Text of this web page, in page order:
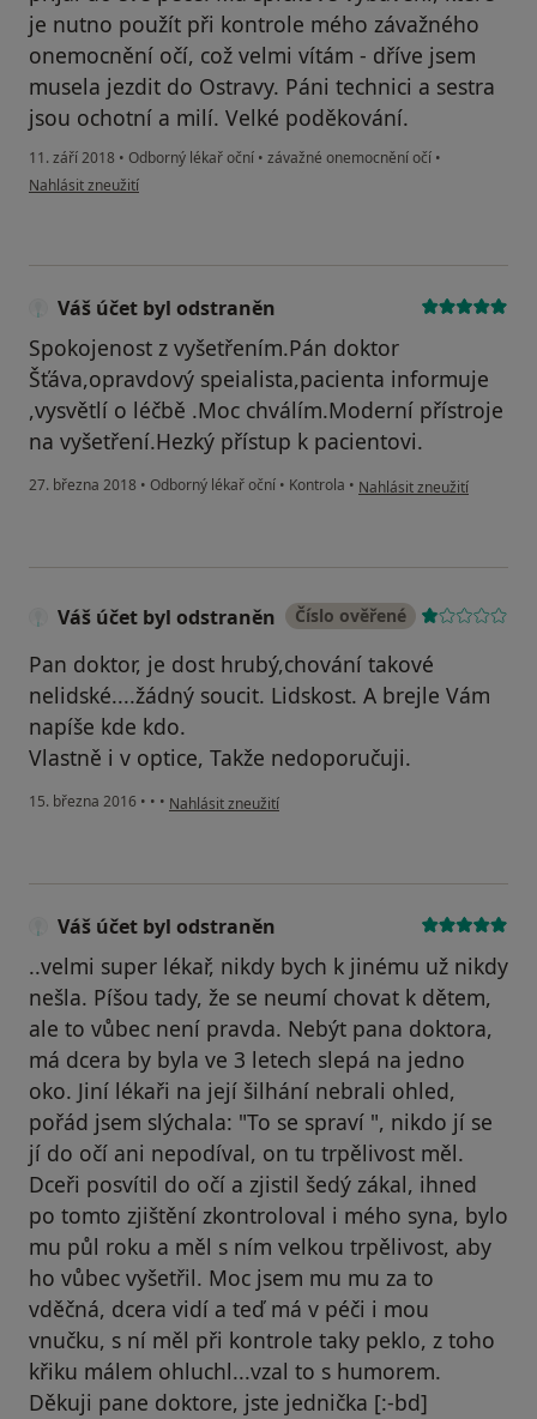
je nutno použít při kontrole mého závažného
onemocnění očí, což velmi vítám - dříve jsem
musela jezdit do Ostravy. Páni technici a sestra
jsou ochotní a milí. Velké poděkování.
11. září 2018 • Odborný lékař oční • závažné onemocnění očí •
podle názoru uživatele Váš účet byl odstraněn
Nahlásit zneužití
Váš účet byl odstraněn
Spokojenost z vyšetřením.Pán doktor
Šťáva,opravdový speialista,pacienta informuje
,vysvětlí o léčbě .Moc chválím.Moderní přístroje
na vyšetření.Hezký přístup k pacientovi.
27. března 2018 • Odborný lékař oční • Kontrola • podle názoru uživatele
Nahlásit zneužití
Váš účet byl odstraněn Číslo ověřené
Pan doktor, je dost hrubý,chování takové
nelidské....žádný soucit. Lidskost. A brejle Vám
napíše kde kdo.
Vlastně i v optice, Takže nedoporučuji.
15. března 2016 • • • podle názoru uživatele Váš účet byl odstraněn
Nahlásit zneužití
Váš účet byl odstraněn
..velmi super lékař, nikdy bych k jinému už nikdy
nešla. Píšou tady, že se neumí chovat k dětem,
ale to vůbec není pravda. Nebýt pana doktora,
má dcera by byla ve 3 letech slepá na jedno
oko. Jiní lékaři na její šilhání nebrali ohled,
pořád jsem slýchala: "To se spraví ", nikdo jí se
jí do očí ani nepodíval, on tu trpělivost měl.
Dceři posvítil do očí a zjistil šedý zákal, ihned
po tomto zjištění zkontroloval i mého syna, bylo
mu půl roku a měl s ním velkou trpělivost, aby
ho vůbec vyšetřil. Moc jsem mu mu za to
vděčná, dcera vidí a teď má v péči i mou
vnučku, s ní měl při kontrole taky peklo, z toho
křiku málem ohluchl...vzal to s humorem.
Děkuji pane doktore, jste jednička [:-bd]